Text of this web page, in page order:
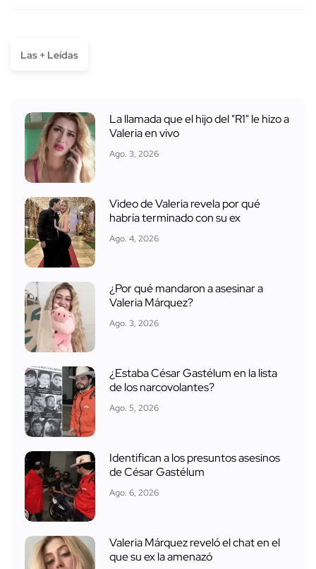
Las + Leídas
La llamada que el hijo del "R1" le hizo a
Valeria en vivo
Ago. 3, 2026
Video de Valeria revela por qué
habría terminado con su ex
Ago. 4, 2026
¿Por qué mandaron a asesinar a
Valeria Márquez?
Ago. 3, 2026
¿Estaba César Gastélum en la lista
de los narcovolantes?
Ago. 5, 2026
Identifican a los presuntos asesinos
de César Gastélum
Ago. 6, 2026
Valeria Márquez reveló el chat en el
que su ex la amenazó